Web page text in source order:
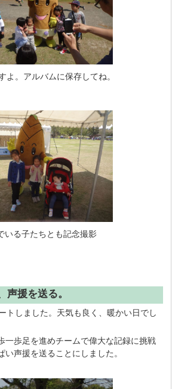
よ。アルバムに保存してね。
いる子たちとも記念撮影
声援を送る。
トしました。天気も良く、暖かい日でし
一歩足を進めチームで偉大な記録に挑戦
声援を送ることにしました。